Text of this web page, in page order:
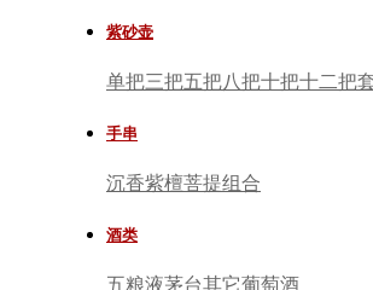
紫砂壶
单把三把五把八把十把十二把
手串
沉香紫檀菩提组合
酒类
五粮液茅台其它葡萄酒